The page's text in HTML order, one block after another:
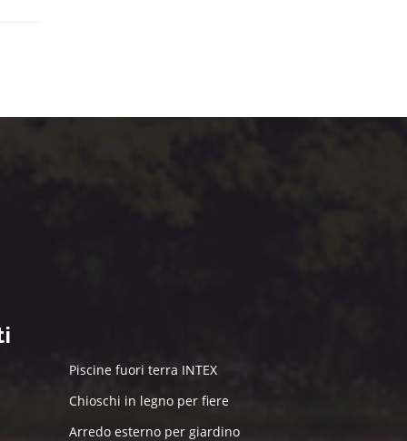
Piscine fuori terra INTEX
Chioschi in legno per fiere
Arredo esterno per giardino